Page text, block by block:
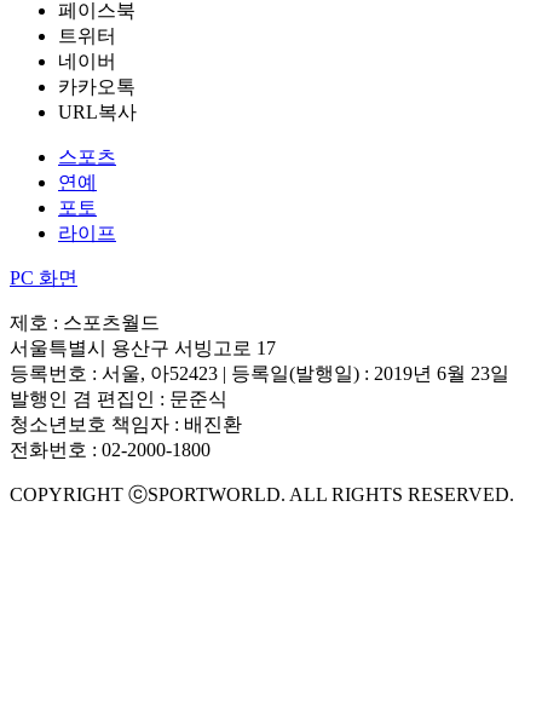
페이스북
트위터
네이버
카카오톡
URL복사
스포츠
연예
포토
라이프
PC 화면
제호 : 스포츠월드
서울특별시 용산구 서빙고로 17
등록번호 : 서울, 아52423 | 등록일(발행일) : 2019년 6월 23일
발행인 겸 편집인 : 문준식
청소년보호 책임자 : 배진환
전화번호 : 02-2000-1800
COPYRIGHT ⓒSPORTWORLD. ALL RIGHTS RESERVED.